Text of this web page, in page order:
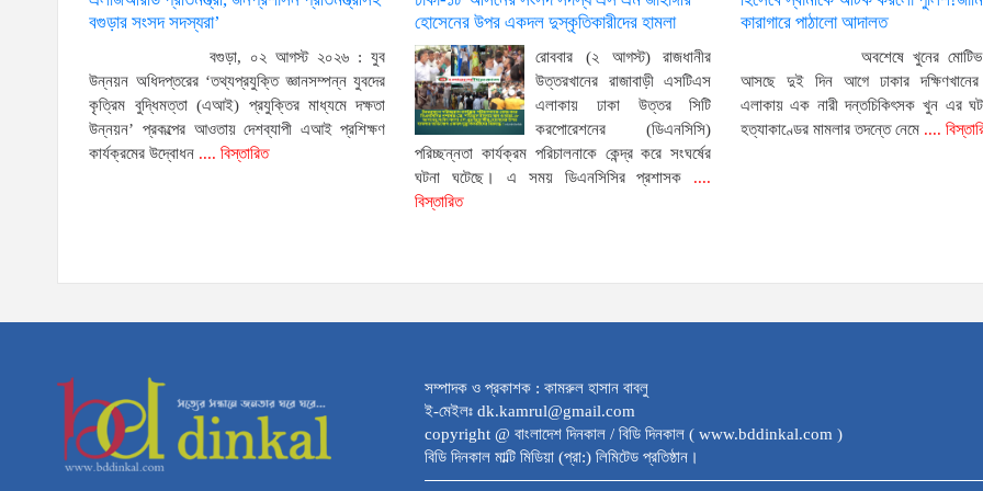
বগুড়ার সংসদ সদস্যরা’
বগুড়া, ০২ আগস্ট ২০২৬ : যুব
উন্নয়ন অধিদপ্তরের ‘তথ্যপ্রযুক্তি জ্ঞানসম্পন্ন যুবদের
কৃত্রিম বুদ্ধিমত্তা (এআই) প্রযুক্তির মাধ্যমে দক্ষতা
উন্নয়ন’ প্রকল্পের আওতায় দেশব্যাপী এআই প্রশিক্ষণ
কার্যক্রমের উদ্বোধন .... বিস্তারিত
হোসেনের উপর একদল দুস্কৃতিকারীদের হামলা
রোববার (২ আগস্ট) রাজধানীর
উত্তরখানের রাজাবাড়ী এসটিএস
এলাকায় ঢাকা উত্তর সিটি
করপোরেশনের (ডিএনসিসি)
পরিচ্ছন্নতা কার্যক্রম পরিচালনাকে কেন্দ্র করে সংঘর্ষের
ঘটনা ঘটেছে। এ সময় ডিএনসিসির প্রশাসক ....
বিস্তারিত
কারাগারে পাঠালো আদালত
অবশেষে খুনের
আসছে দুই দিন আগে ঢাকার দক্ষিণখানের
এলাকায় এক নারী দন্তচিকিৎসক খুন এর
হত্যাকাণ্ডের মামলার তদন্তে নেমে....
সম্পাদক ও প্রকাশক : কামরুল হাসান বাবলু
ই-মেইলঃ dk.kamrul@gmail.com
copyright @ বাংলাদেশ দিনকাল / বিডি দিনকাল ( www.bddinkal.com )
বিডি দিনকাল মাল্টি মিডিয়া (প্রা:) লিমিটেড প্রতিষ্ঠান।